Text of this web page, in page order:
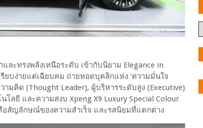
ะทรงพลังเหนือระดับ เข้ากับนิยาม Elegance in
ยบง่ายแต่เฉียบคม ถ่ายทอดบุคลิกแห่ง ‘ความมั่นใจ
ามคิด (Thought Leader), ผู้บริหารระดับสูง (Executive)
ลยี และความสงบ Xpeng X9 Luxury Special Colour
อสัญลักษณ์ของความสำเร็จ และรสนิยมที่แตกต่าง